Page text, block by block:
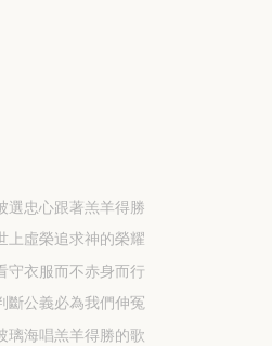
選忠心跟著羔羊得勝
上虛榮追求神的榮耀
守衣服而不赤身而行
斷公義必為我們伸冤
璃海唱羔羊得勝的歌